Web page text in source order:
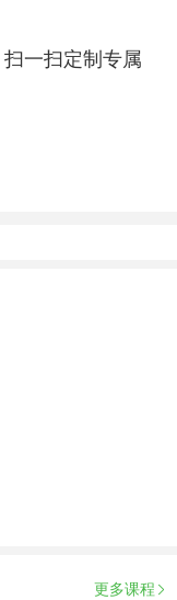
一扫定制专属
更多课程